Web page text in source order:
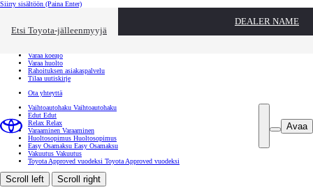
Siirry sisältöön (Paina Enter)
Etsi Toyota-jälleenmyyjä
DEALER NAME
Toyota palvelee Sulje
Varaa koeajo
Varaa huolto
Rahoituksen asiakaspalvelu
Tilaa uutiskirje
Ota yhteyttä
Avaa
Vaihtoautohaku Vaihtoautohaku
Edut Edut
Relax Relax
Varaaminen Varaaminen
Huoltosopimus Huoltosopimus
Easy Osamaksu Easy Osamaksu
Vakuutus Vakuutus
Toyota Approved vuodeksi Toyota Approved vuodeksi
Scroll left Scroll right